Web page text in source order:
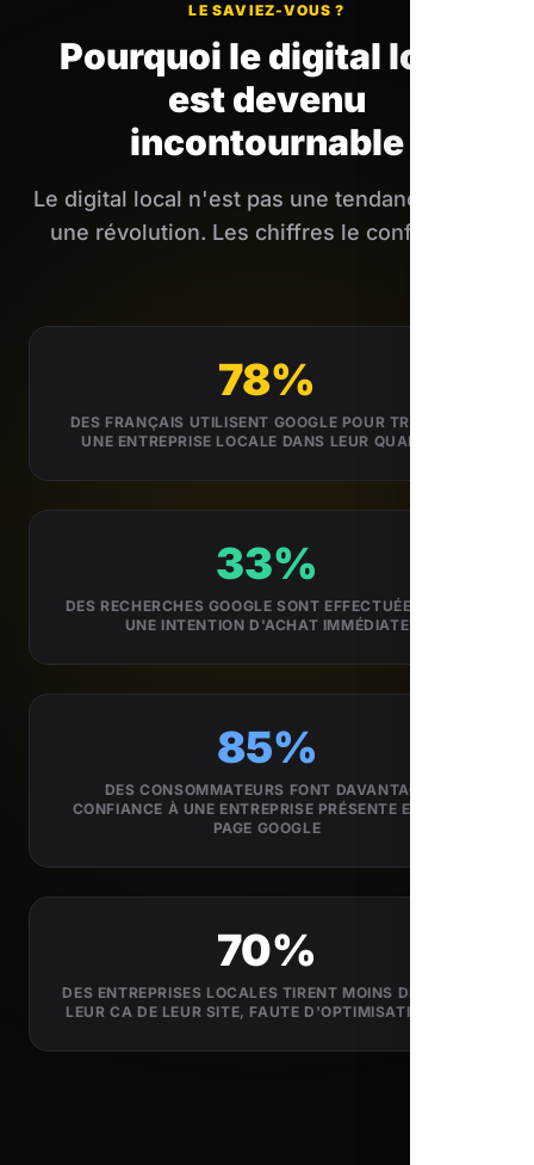
LE SAVIEZ-VOUS ?
Pourquoi le digital local
est devenu
incontournable
Le digital local n'est pas une tendance : c'est
une révolution. Les chiffres le confirment.
78%
DES FRANÇAIS UTILISENT GOOGLE POUR TROUVER
UNE ENTREPRISE LOCALE DANS LEUR QUARTIER
33%
DES RECHERCHES GOOGLE SONT EFFECTUÉES AVEC
UNE INTENTION D'ACHAT IMMÉDIATE
85%
DES CONSOMMATEURS FONT DAVANTAGE
CONFIANCE À UNE ENTREPRISE PRÉSENTE EN 1ÈRE
PAGE GOOGLE
70%
DES ENTREPRISES LOCALES TIRENT MOINS DE 5% DE
LEUR CA DE LEUR SITE, FAUTE D'OPTIMISATION SEO